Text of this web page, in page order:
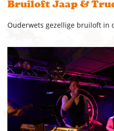
Bruiloft Jaap &
Ouderwets gezellige bruiloft in